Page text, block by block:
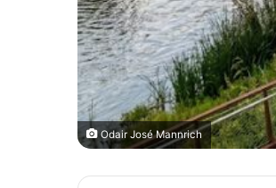
Odair José Mannrich